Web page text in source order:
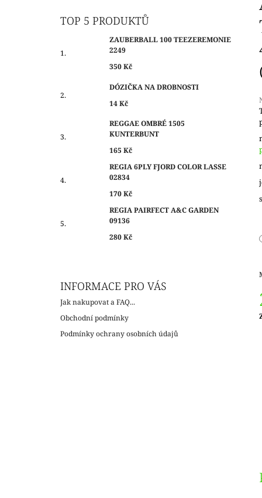
TOP 5 PRODUKTŮ
ZAUBERBALL 100 TEEZEREMONIE
2249
350 Kč
DÓZIČKA NA DROBNOSTI
14 Kč
REGGAE OMBRÉ 1505
KUNTERBUNT
165 Kč
REGIA 6PLY FJORD COLOR LASSE
02834
170 Kč
REGIA PAIRFECT A&C GARDEN
09136
280 Kč
INFORMACE PRO VÁS
Jak nakupovat a FAQ...
Obchodní podmínky
Podmínky ochrany osobních údajů
z
5